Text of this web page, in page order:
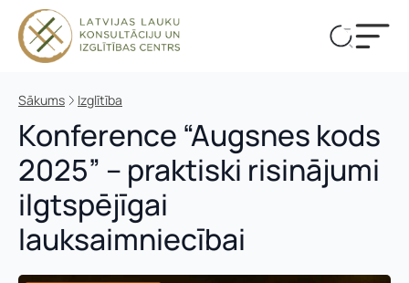
Sākums Izglītība
Konference “Augsnes kods
2025” – praktiski risinājumi
ilgtspējīgai
lauksaimniecībai